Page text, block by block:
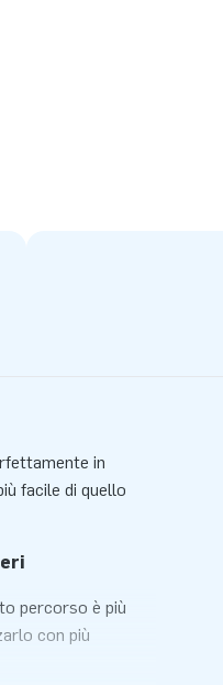
in
facile di quello
percorso è più
con più